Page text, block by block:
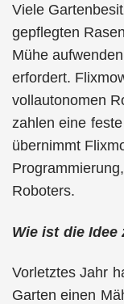
Viele
gepflegten
Mühe
erfordert.
vollautonomen
zahlen eine
übernimmt
Roboters.
Wie ist die Idee
Vorletztes Jahr
Garten einen